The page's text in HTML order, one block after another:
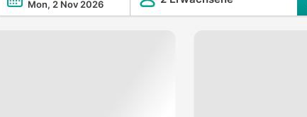
Mon, 2 Nov 2026